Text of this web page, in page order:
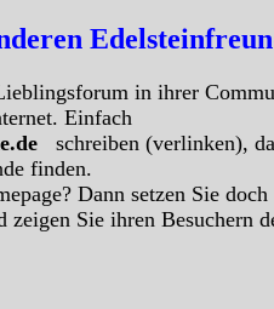
in ihrer
Einfach
schreiben (verlinken),
finden.
Dann setzen Sie doch
Sie ihren Besuchern